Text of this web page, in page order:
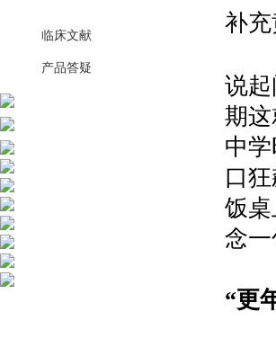
临床文献
产品答疑
补
说
期
中
口
饭
念一
“更